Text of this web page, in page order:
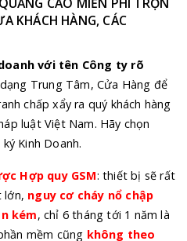
KHÁCH HÀNG, CÁC
với tên Công ty rõ
Trung Tâm, Cửa Hàng để
chấp xẩy ra quý khách hàng
luật Việt Nam. Hãy chọn
Kinh Doanh.
Hợp quy GSM: thiết bị sẽ rất
lớn, nguy cơ cháy nổ chập
kém, chỉ 6 tháng tới 1 năm là
mềm cũng không theo